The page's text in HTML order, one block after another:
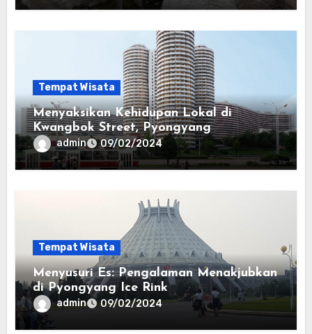
Tempat Wisata
Menyaksikan Kehidupan Lokal di
Kwangbok Street, Pyongyang
admin 09/02/2024
Tempat Wisata
Menyusuri Es: Pengalaman Menakjubkan
di Pyongyang Ice Rink
admin 09/02/2024